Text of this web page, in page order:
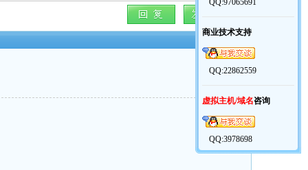
老y文章管理系统V4.x更新说明
QQ:97065691
商业技术支持
QQ:22862559
虚拟主机/域名咨询
QQ:3978698